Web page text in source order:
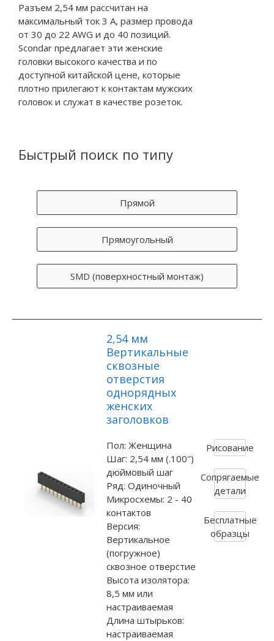
Разъем 2,54 мм рассчитан на
максимальный ток 3 А, размер провода
от 30 до 22 AWG и до 40 позиций.
Scondar предлагает эти женские
головки высокого качества и по
доступной китайской цене, которые
плотно прилегают к контактам мужских
головок и служат в качестве розеток.
Быстрый поиск по типу
Прямой
Прямоугольный
SMD (поверхностный монтаж)
2,54 мм
Вертикальные
сквозные
отверстия
однорядных
женских
заголовков
Пол: Женщина
Шаг: 2,54 мм (.100″)
дюймовый шаг
Ряд: Одиночный
Микросхемы: 2 - 40
контактов
Версия:
Вертикальное
(погружное)
сквозное отверстие
Высота изолятора:
8,5 мм или
настраиваемая
Длина штырьков:
настраиваемая
Рисование
Сопрягаемые
детали
Бесплатные
образцы